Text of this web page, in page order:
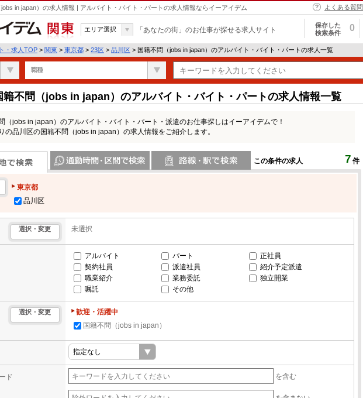
in japan）の求人情報 | アルバイト・バイト・パートの求人情報ならイーアイデム よくある質問
関東
エリア選択 「あなたの街」のお仕事が探せる求人サイト
保存した
検索条件
0
・求人TOP > 関東 > 東京都 > 23区 > 品川区 > 国籍不問（jobs in japan）のアルバイト・バイト・パートの求人一覧
職種
籍不問（jobs in japan）のアルバイト・バイト・パートの求人情報一覧
（jobs in japan）のアルバイト・バイト・パート・派遣のお仕事探しはイーアイデムで！
の品川区の国籍不問（jobs in japan）の求人情報をご紹介します。
この条件の求人 7 件
東京都
品川区
選択・変更 未選択
アルバイト パート
正社員
契約社員
派遣社員
紹介予定派遣
職業紹介
業務委託
独立開業
嘱託
その他
選択・変更
歓迎・活躍中
国籍不問（jobs in japan）
ド を含む